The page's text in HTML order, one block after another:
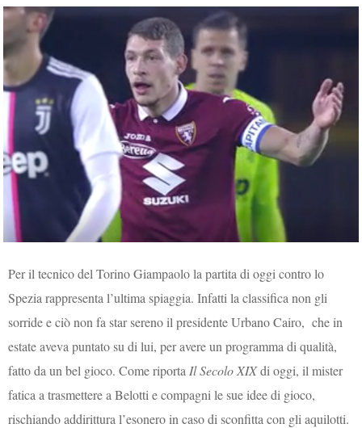
Per il tecnico del Torino Giampaolo la partita di oggi contro lo
Spezia rappresenta l’ultima spiaggia. Infatti la classifica non gli
sorride e ciò non fa star sereno il presidente Urbano Cairo, che in
estate aveva puntato su di lui, per avere un programma di qualità,
fatto da un bel gioco. Come riporta Il Secolo XIXdi oggi, il mister
fatica a trasmettere a Belotti e compagni le sue idee di gioco,
rischiando addirittura l’esonero in caso di sconfitta con gli aquilotti.